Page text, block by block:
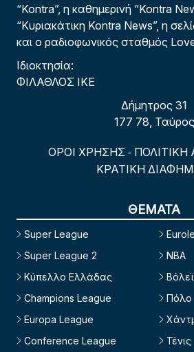
“Kontra”, η καθημερινή “Kontra
“Κυριακάτικη Kontra News”, η
και ο ραδιοφωνικός σταθμός
Ιδιοκτησία:
ΦΙΛΑΘΛΟΣ ΙΚΕ
Δήμητρος 31
177 78, Ταύρος
ΟΡΟΙ ΧΡΗΣΗΣ -
ΚΡΑΤΙΚΗ
ΘΕΜΑΤΑ
Super League
Super League 2
Κύπελλο Ελλάδας
Champions League
Europa League
Conference League
NBA
Βόλεϊ
Πόλο
Τένις